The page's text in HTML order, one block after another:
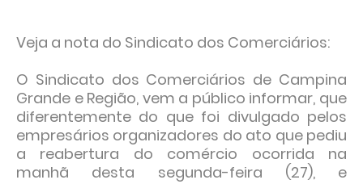
Veja a nota do Sindicato dos Comerciários:
O Sindicato dos Comerciários de Campina
Grande e Região, vem a público informar, que
diferentemente do que foi divulgado pelos
empresários organizadores do ato que pediu
a reabertura do comércio ocorrida na
manhã desta segunda-feira (27), e